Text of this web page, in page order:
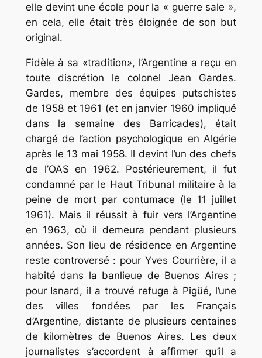
elle devint une école pour la « guerre sale »,
en cela, elle était très éloignée de son but
original.
Fidèle à sa «tradition», l’Argentine a reçu en
toute discrétion le colonel Jean Gardes.
Gardes, membre des équipes putschistes
de 1958 et 1961 (et en janvier 1960 impliqué
dans la semaine des Barricades), était
chargé de l’action psychologique en Algérie
après le 13 mai 1958. Il devint l’un des chefs
de l’OAS en 1962. Postérieurement, il fut
condamné par le Haut Tribunal militaire à la
peine de mort par contumace (le 11 juillet
1961). Mais il réussit à fuir vers l’Argentine
en 1963, où il demeura pendant plusieurs
années. Son lieu de résidence en Argentine
reste controversé : pour Yves Courrière, il a
habité dans la banlieue de Buenos Aires ;
pour Isnard, il a trouvé refuge à Pigüé, l’une
des villes fondées par les Français
d’Argentine, distante de plusieurs centaines
de kilomètres de Buenos Aires. Les deux
journalistes s’accordent à affirmer qu’il a